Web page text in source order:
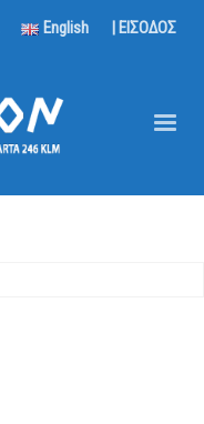
English | ΕΙΣΟΔΟΣ